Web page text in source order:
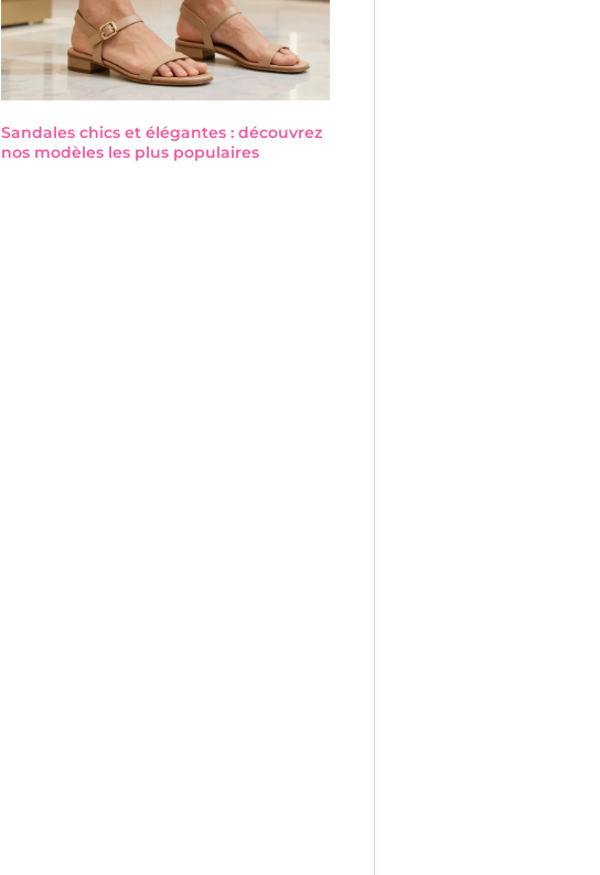
Sandales chics et élégantes : découvrez
nos modèles les plus populaires